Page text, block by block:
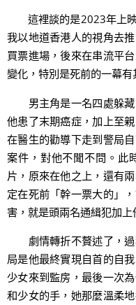
這裡談的是2023年上映
我以地道香港人的視角去
買票進場，後來在串流平
變化，特別是死前的一幕有
男主角是一名四處躲藏
他患了末期癌症，加上至
在醫生的勸導下走到警局
案件，對他不聞不問。此
片，原來在他之上，還有
定在死前「幹一票大的」
害，就是頭兩名通緝犯加上
劇情轉折不贅述了，過
局是他最終實現自首的自
少女來到監房，最後一次
和少女的手，她那麼溫柔